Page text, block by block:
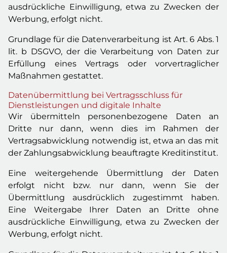
ausdrückliche Einwilligung, etwa zu Zwecken der
Werbung, erfolgt nicht.
Grundlage für die Datenverarbeitung ist Art. 6 Abs. 1
lit. b DSGVO, der die Verarbeitung von Daten zur
Erfüllung eines Vertrags oder vorvertraglicher
Maßnahmen gestattet.
Datenübermittlung bei Vertragsschluss für
Dienstleistungen und digitale Inhalte
Wir übermitteln personenbezogene Daten an
Dritte nur dann, wenn dies im Rahmen der
Vertragsabwicklung notwendig ist, etwa an das mit
der Zahlungsabwicklung beauftragte Kreditinstitut.
Eine weitergehende Übermittlung der Daten
erfolgt nicht bzw. nur dann, wenn Sie der
Übermittlung ausdrücklich zugestimmt haben.
Eine Weitergabe Ihrer Daten an Dritte ohne
ausdrückliche Einwilligung, etwa zu Zwecken der
Werbung, erfolgt nicht.